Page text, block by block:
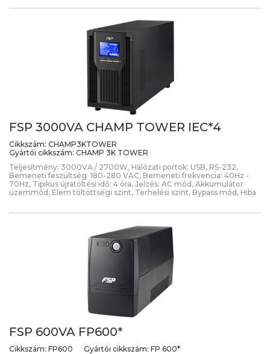
FSP 3000VA CHAMP TOWER IEC*4
Cikkszám: CHAMP3KTOWER
Gyártói cikkszám: CHAMP 3K TOWER
Teljesítmény: 3000VA / 2700W, Hálózati portok: USB, RS-232,
Bemeneti feszültség: 180-280 VAC, Bemeneti frekvencia: 40Hz -
70Hz, Tipikus újratöltési idő: 4 óra, Jelzés: AC mód, Akkumulátor
üzemmód, Elem töltöttségi szint, Terhelési szint, Bypass mód, Hiba
FSP 600VA FP600*
Cikkszám: FP600 Gyártói cikkszám: FP 600*